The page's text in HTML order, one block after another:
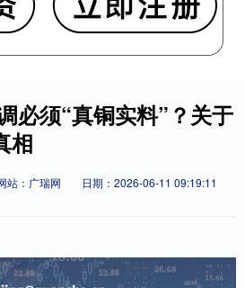
必须“真铜实料”？关于
相
站：广瑞网
日期：2026-06-11 09:19:11